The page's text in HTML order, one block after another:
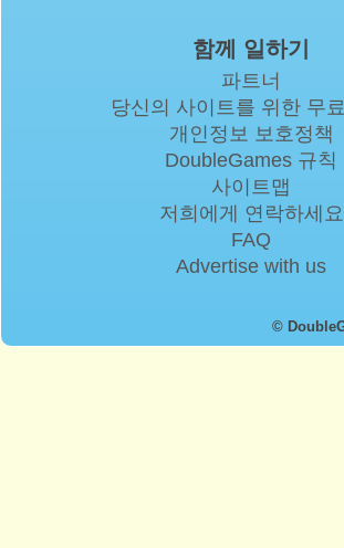
함께 일하기
파트너
당신의 사이트를 위한 무
개인정보 보호정책
DoubleGames 규칙
사이트맵
저희에게 연락하세요
FAQ
Advertise with us
©